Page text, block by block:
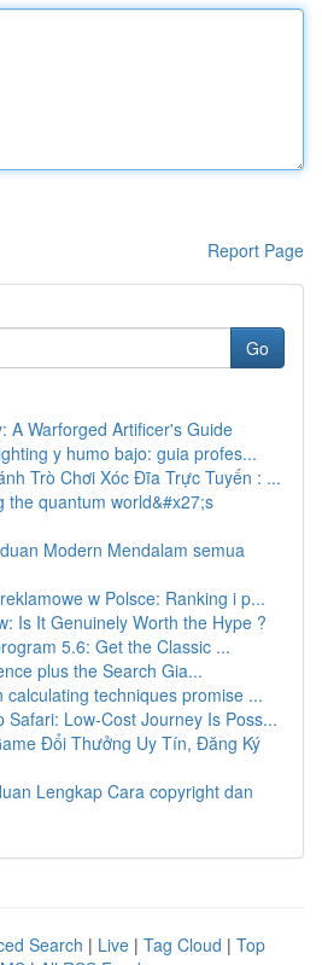
Report Page
Go
A Warforged Artificer's Guide
y humo bajo: guia profes...
Trò Chơi Xóc Đĩa Trực Tuyến : ...
the quantum world&#x27;s
Modern Mendalam semua
w Polsce: Ranking i p...
Is It Genuinely Worth the Hype ?
5.6: Get the Classic ...
plus the Search Gia...
calculating techniques promise ...
Safari: Low-Cost Journey Is Poss...
Đổi Thưởng Uy Tín, Đăng Ký
Lengkap Cara copyright dan
Search | Live | Tag Cloud | Top